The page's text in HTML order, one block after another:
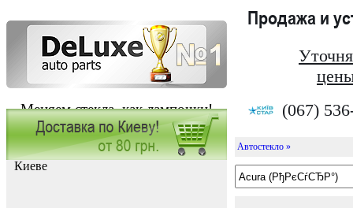
Меняем стекла, как лампочки!
Продажа и
(067)
Заказать установку автостекла в
Киеве
Автостекло »